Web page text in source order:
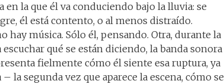
en la que él va conduciendo bajo la lluvia: se
él está contento, o al menos distraído.
hay música. Sólo él, pensando. Otra, durante la
qué se están diciendo, la banda sonora
fielmente cómo él siente esa ruptura, ya
la segunda vez que aparece la escena, cómo se